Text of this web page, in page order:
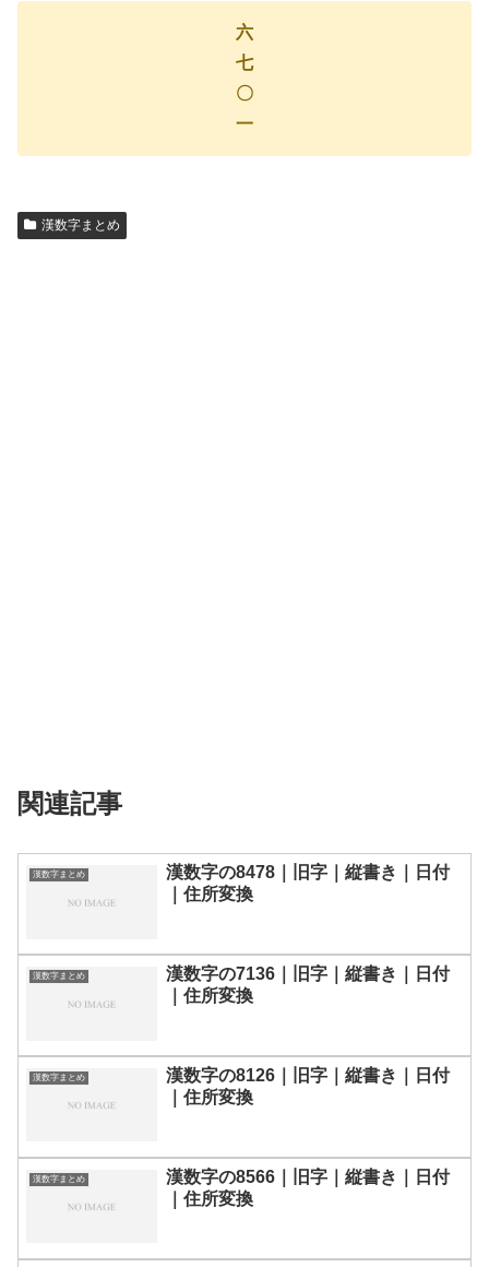
六
七
〇
一
漢数字まとめ
関連記事
漢数字まとめ
漢数字の8478｜旧字｜縦書き｜日付
｜住所変換
漢数字まとめ
漢数字の7136｜旧字｜縦書き｜日付
｜住所変換
漢数字まとめ
漢数字の8126｜旧字｜縦書き｜日付
｜住所変換
漢数字まとめ
漢数字の8566｜旧字｜縦書き｜日付
｜住所変換